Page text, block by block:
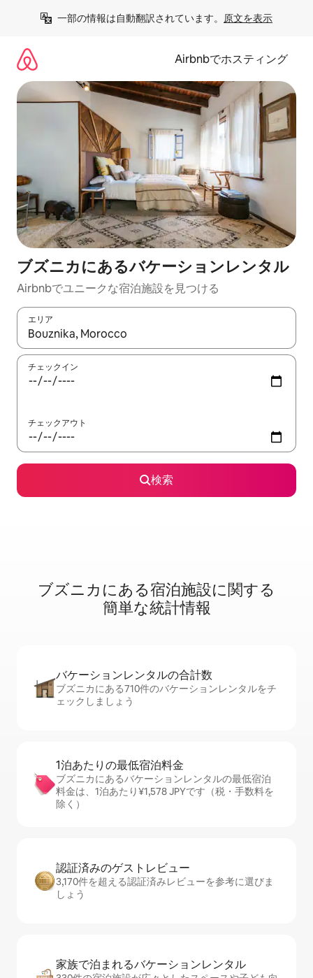
一部の情報は自動翻訳されています。 原文を表示
Airbnbでホスティング
ブズニカにあるバケーションレンタル
Airbnbでユニークな宿泊施設を見つける
エリア
検索結果が表示されたら、上下の矢印キーを使って移動するか
チェックイン
チェックアウト
検索
ブズニカに⁠あ⁠る宿⁠泊⁠施⁠設⁠に関⁠す⁠る
簡⁠単⁠な統⁠計⁠情⁠報
バケーションレ⁠ン⁠タ⁠ル⁠の合⁠計⁠数
ブズニカにある710件のバケーションレンタルをチ
ェックしましょう
1泊あたりの最⁠低⁠宿⁠泊⁠料⁠金
ブズニカにあるバケーションレンタルの最低宿泊
料金は、1泊あたり¥1,578 JPYです（税・手数料を
除く）
認証済みのゲ⁠ス⁠ト⁠レ⁠ビ⁠ュ⁠ー
3,170件を超える認証済みレビューを参考に選びま
しょう
家族で泊まれるバ⁠ケ⁠ー⁠シ⁠ョ⁠ンレ⁠ン⁠タ⁠ル